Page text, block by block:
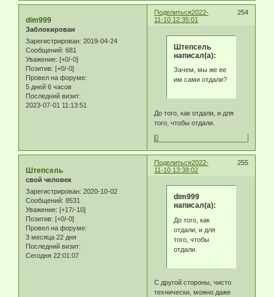
Поделиться 254
2022-
11-10 12:35:01
dim999
Заблокирован
Зарегистрирован: 2019-04-24
Сообщений: 681
Уважение: [+0/-0]
Позитив: [+0/-0]
Провел на форуме:
5 дней 6 часов
Последний визит:
2023-07-01 11:13:51
Штепсель
написал(а):
Зачем, мы же ее
им сами отдали?
До того, как отдали, и для
того, чтобы отдали.
0
Поделиться 255
2022-
11-10 13:38:02
Штепсель
свой человек
Зарегистрирован: 2020-10-02
Сообщений: 8531
Уважение: [+17/-10]
Позитив: [+0/-0]
Провел на форуме:
3 месяца 22 дня
Последний визит:
Сегодня 22:01:07
dim999
написал(а):
До того, как
отдали, и для
того, чтобы
отдали.
С другой стороны, чисто
технически, можно даже